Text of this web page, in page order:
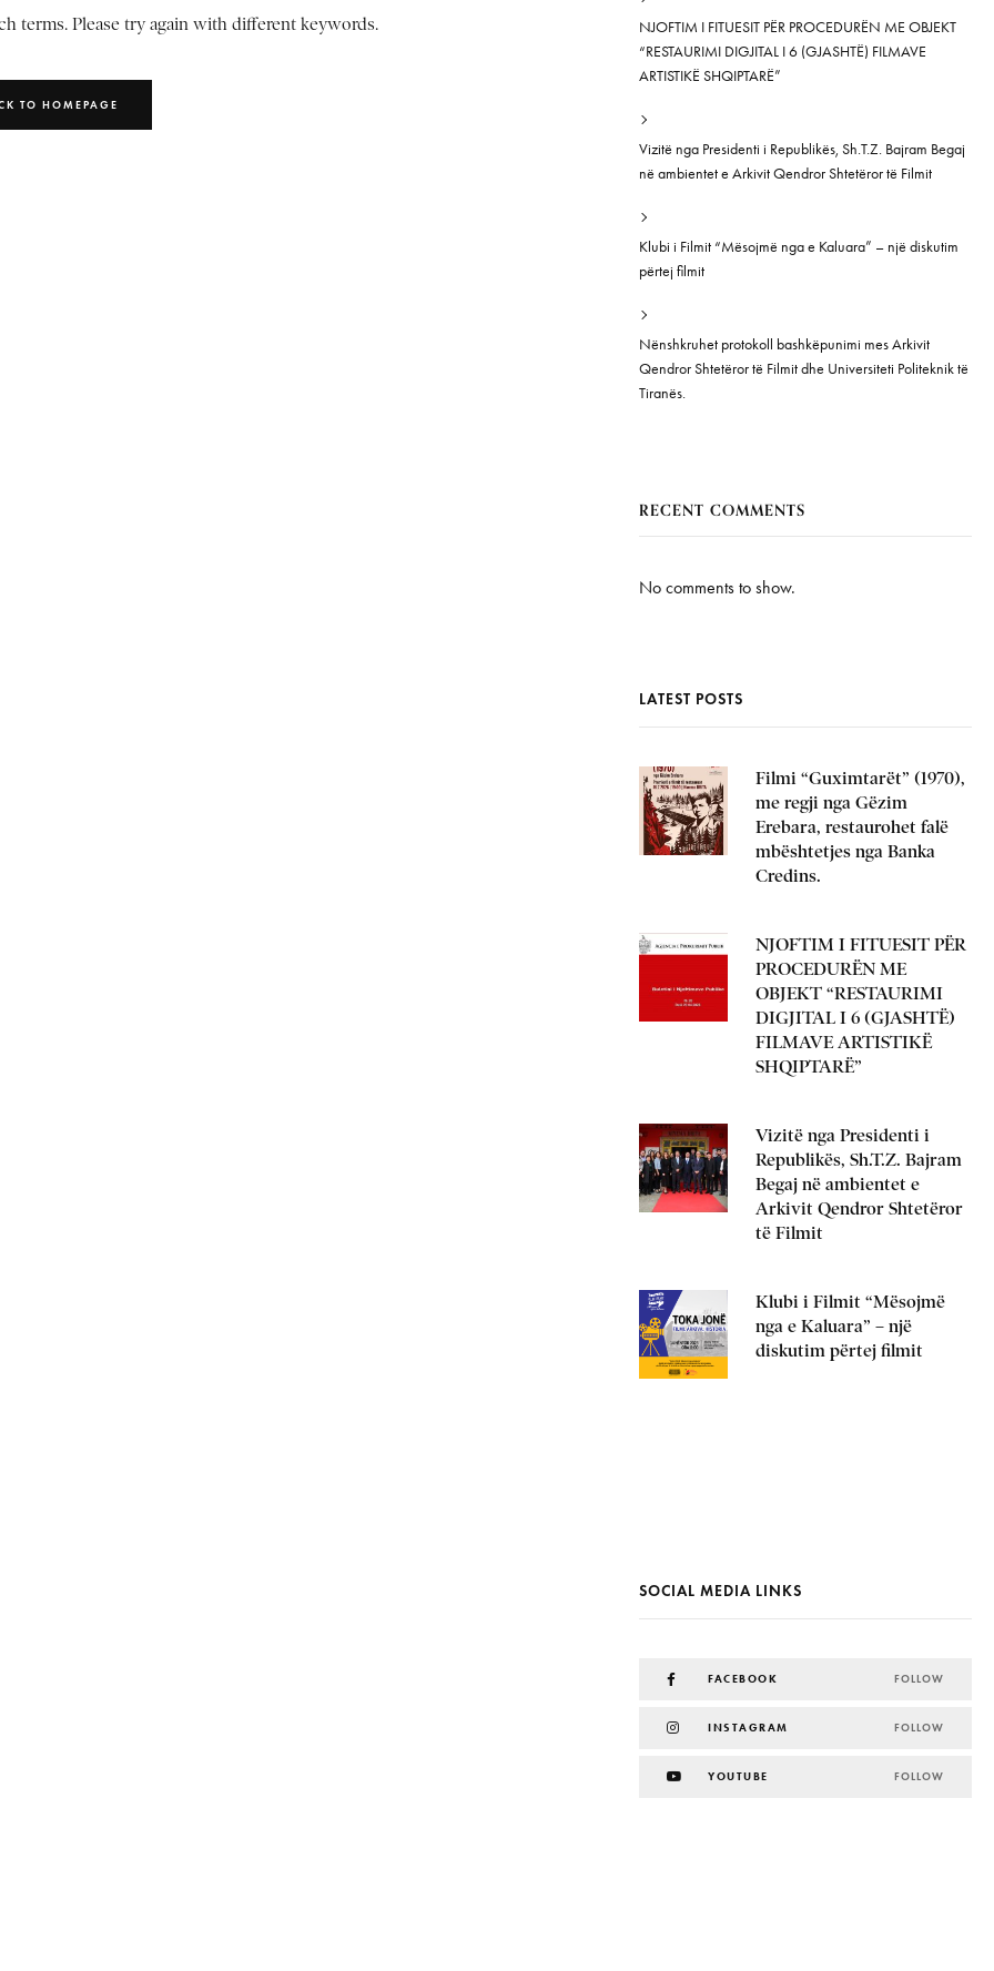
terms. Please try again with different keywords.
TO HOMEPAGE
NJOFTIM I FITUESIT PËR PROCEDURËN ME OBJEKT
“RESTAURIMI DIGJITAL I 6 (GJASHTË) FILMAVE
ARTISTIKË SHQIPTARË”
Vizitë nga Presidenti i Republikës, Sh.T.Z. Bajram Begaj
në ambientet e Arkivit Qendror Shtetëror të Filmit
Klubi i Filmit “Mësojmë nga e Kaluara” – një diskutim
përtej filmit
Nënshkruhet protokoll bashkëpunimi mes Arkivit
Qendror Shtetëror të Filmit dhe Universiteti Politeknik të
Tiranës.
RECENT COMMENTS
No comments to show.
LATEST POSTS
Filmi “Guximtarët” (1970),
me regji nga Gëzim
Erebara, restaurohet falë
mbështetjes nga Banka
Credins.
NJOFTIM I FITUESIT PËR
PROCEDURËN ME
OBJEKT “RESTAURIMI
DIGJITAL I 6 (GJASHTË)
FILMAVE ARTISTIKË
SHQIPTARË”
Vizitë nga Presidenti i
Republikës, Sh.T.Z. Bajram
Begaj në ambientet e
Arkivit Qendror Shtetëror
të Filmit
Klubi i Filmit “Mësojmë
nga e Kaluara” – një
diskutim përtej filmit
SOCIAL MEDIA LINKS
FACEBOOK FOLLOW
INSTAGRAM FOLLOW
YOUTUBE FOLLOW